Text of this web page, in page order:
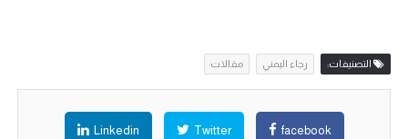
التصنيفات: رجاء اليمني مقالات
facebook
Twitter
Linkedin